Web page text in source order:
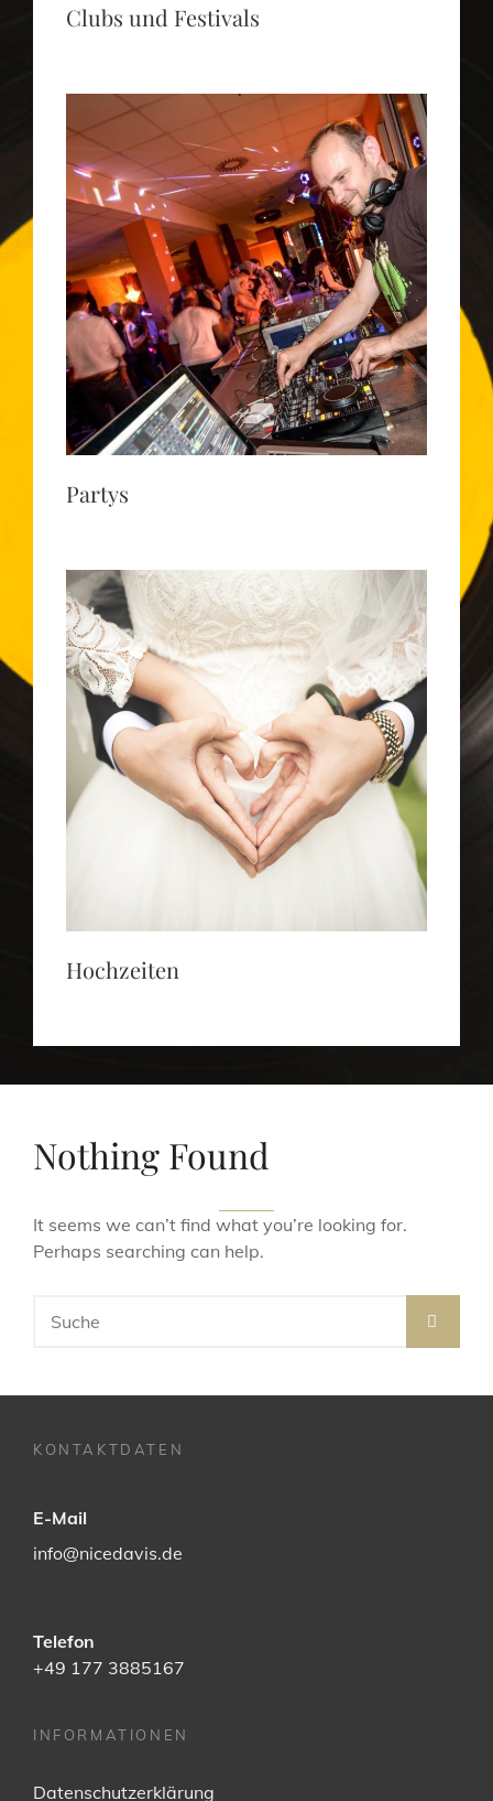
Clubs und Festivals
Partys
Hochzeiten
Nothing Found
It seems we can’t find what you’re looking for.
Perhaps searching can help.
for:
KONTAKTDATEN
E-Mail
info@nicedavis.de
Telefon
+49 177 3885167
INFORMATIONEN
Datenschutzerklärung